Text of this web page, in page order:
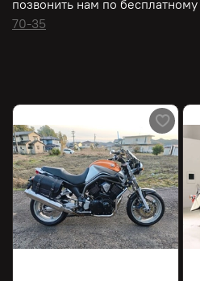
позвонить нам по бесплатному
70-35